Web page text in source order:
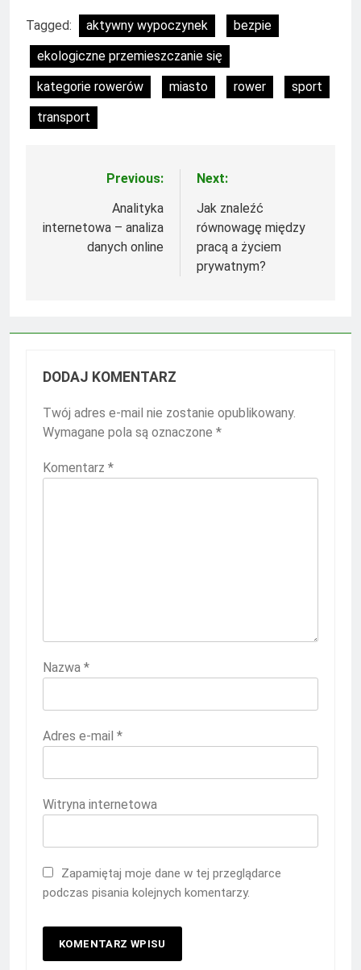
Tagged: aktywny wypoczynek
bezpie
ekologiczne przemieszczanie się
kategorie rowerów
miasto rower
sport
transport
NawigacjaPrevious:
Analityka
internetowa – analiza
danych online
Next:
Jak znaleźć
równowagę między
pracą a życiem
prywatnym?
DODAJ KOMENTARZ
Twój adres e-mail nie zostanie opublikowany.
Wymagane pola są oznaczone *
Komentarz *
Nazwa *
Adres e-mail *
Witryna internetowa
Zapamiętaj moje dane w tej przeglądarce
podczas pisania kolejnych komentarzy.